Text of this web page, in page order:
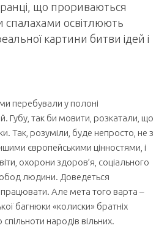
що прориваються
спалахами освітлюють
картини битви ідей і
перебували у полоні
Губу, так би мовити, розкатали, що
Так, розуміли, буде непросто, не з
європейськими цінностями, і
охорони здоров’я, соціального
людини. Доведеться
Але мета того варта –
багнюки «колиски» братніх
народів вільних.